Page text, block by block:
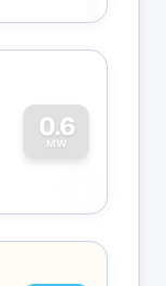
0.6
MW
0